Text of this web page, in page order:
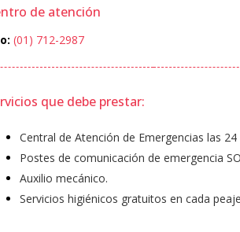
de atención
(01) 712-2987
que debe prestar:
Central de Atención de Emergencias las
Postes de comunicación de emergencia
Auxilio mecánico.
Servicios higiénicos gratuitos en cada